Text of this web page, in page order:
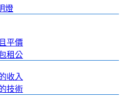
燈
平價
租公
收入
技術